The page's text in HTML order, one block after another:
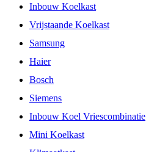
Inbouw Koelkast
Vrijstaande Koelkast
Samsung
Haier
Bosch
Siemens
Inbouw Koel Vriescombinatie
Mini Koelkast